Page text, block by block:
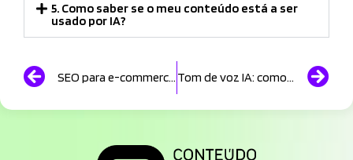
5. Como saber se o meu conteúdo está a ser
usado por IA?
SEO para e-commerce: como aumentar as visitas e as vendas orgânicas da loja online Tom de voz IA: como garantir consistência na comunicação